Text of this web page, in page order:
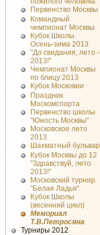
Первенство Москвы
Командный
чемпионат Москвы
Кубок Школы.
Осень-зима 2013
"До свидания, лето -
2013!"
Чемпионат Москвы
по блицу 2013
Кубок Московии
Праздник
Москомспорта
Первенство школы
"Юность Москвы"
Московское лето
2013
Шахматный бульвар
Кубок Москвы до 12
"Здравствуй, лето
2013!"
Московский турнир
"Белая Ладья"
Кубок Школы
(весенний цикл)
Мемориал
Т.В.Петросяна
Турниры 2012